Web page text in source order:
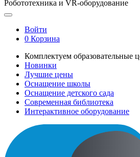
Робототехника и VR-оборудование
Войти
0 Корзина
Комплектуем образовательные
Новинки
Лучшие цены
Оснащение школы
Оснащение детского сада
Современная библиотека
Интерактивное оборудование